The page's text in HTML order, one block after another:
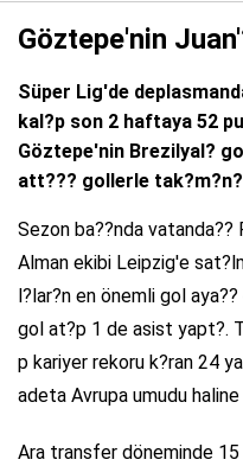
Göztepe'nin
Süper Lig'de
kal?p son 2 haftaya 52
Göztepe'nin Brezilyal?
att??? gollerle
Sezon ba??nda
Alman ekibi Leipzig'e
l?lar?n en önemli gol
gol at?p 1 de asist yapt?.
p kariyer rekoru k?ran 24
adeta Avrupa umudu
Ara transfer döneminde